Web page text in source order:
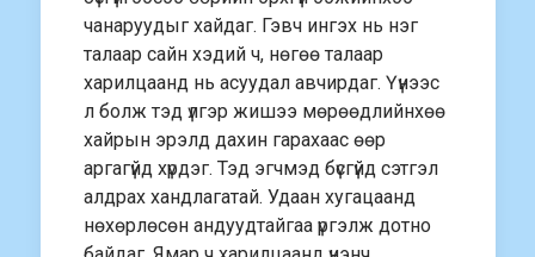
чанаруудыг хайдаг. Гэвч ингэх нь нэг
талаар сайн хэдий ч, нөгөө талаар
харилцаанд нь асуудал авчирдаг. Үүнээс
л болж тэд үлгэр жишээ мөрөөдлийнхөө
хайрын эрэлд дахин гарахаас өөр
аргагүйд хүрдэг. Тэд эгчмэд бүсгүйд сэтгэл
алдрах хандлагатай. Удаан хугацаанд
нөхөрлөсөн андуудтайгаа үргэлж дотно